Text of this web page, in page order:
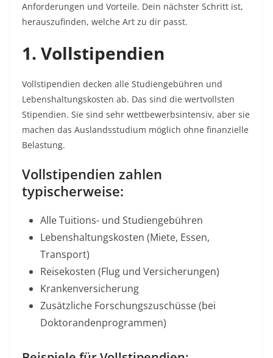
Anforderungen und Vorteile. Dein nächster Schritt ist,
herauszufinden, welche Art zu dir passt.​
1. Vollstipendien
Vollstipendien decken alle Studiengebühren und
Lebenshaltungskosten ab. Das sind die wertvollsten
Stipendien. Sie sind sehr wettbewerbsintensiv, aber sie
machen das Auslandsstudium möglich ohne finanzielle
Belastung.​
Vollstipendien zahlen
typischerweise:
Alle Tuitions- und Studiengebühren
Lebenshaltungskosten (Miete, Essen,
Transport)
Reisekosten (Flug und Versicherungen)
Krankenversicherung
Zusätzliche Forschungszuschüsse (bei
Doktorandenprogrammen)